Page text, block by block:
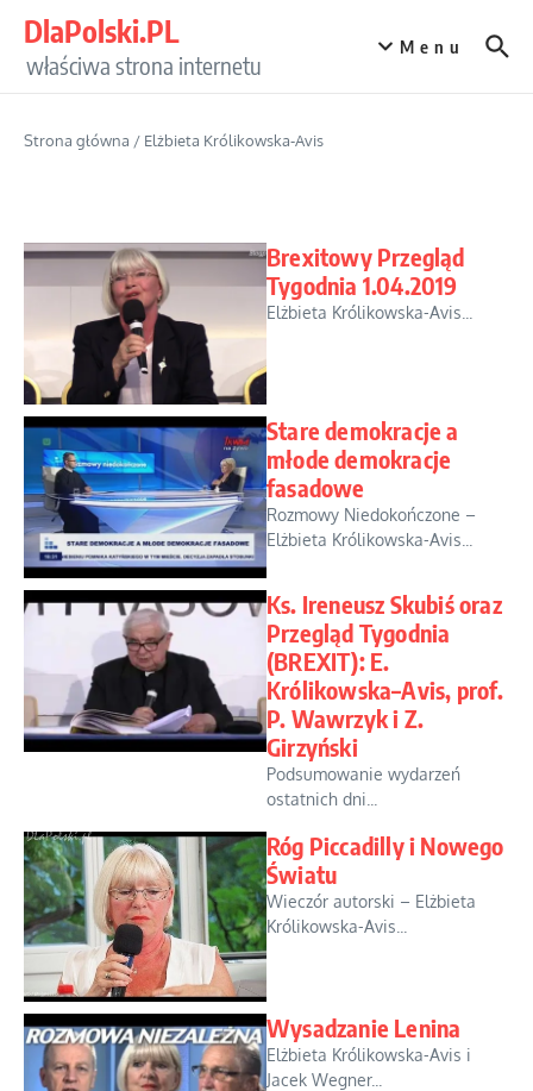
DlaPolski.PL
właściwa strona internetu
Menu
Strona główna / Elżbieta Królikowska-Avis
Brexitowy Przegląd
Tygodnia 1.04.2019
Elżbieta Królikowska-Avis...
Stare demokracje a
młode demokracje
fasadowe
Rozmowy Niedokończone –
Elżbieta Królikowska-Avis...
Ks. Ireneusz Skubiś oraz
Przegląd Tygodnia
(BREXIT): E.
Królikowska–Avis, prof.
P. Wawrzyk i Z.
Girzyński
Podsumowanie wydarzeń
ostatnich dni...
Róg Piccadilly i Nowego
Światu
Wieczór autorski – Elżbieta
Królikowska-Avis...
Wysadzanie Lenina
Elżbieta Królikowska-Avis i
Jacek Wegner...